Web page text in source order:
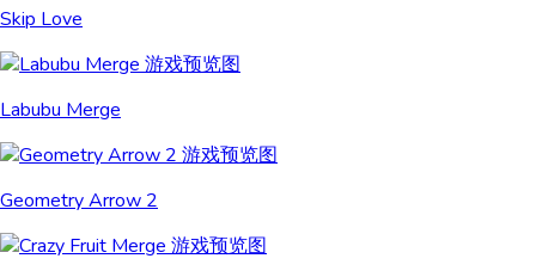
Skip Love
Labubu Merge
Geometry Arrow 2